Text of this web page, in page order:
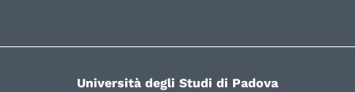
Università degli Studi di Padova